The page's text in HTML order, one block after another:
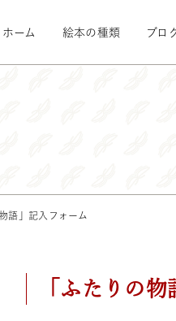
ホーム 絵本の種類 ブロ
語」記入フォーム
「ふたりの